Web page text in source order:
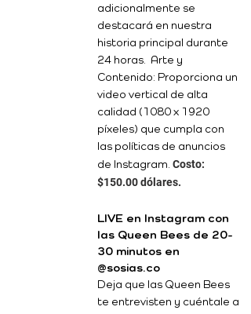
adicionalmente se
destacará en nuestra
historia principal durante
24 horas. Arte y
Contenido: Proporciona un
video vertical de alta
calidad (1080 x 1920
píxeles) que cumpla con
las políticas de anuncios
de Instagram. Costo:
$150.00 dólares.
LIVE en Instagram con
las Queen Bees de 20-
30 minutos en
@sosias.co
Deja que las Queen Bees
te entrevisten y cuéntale a